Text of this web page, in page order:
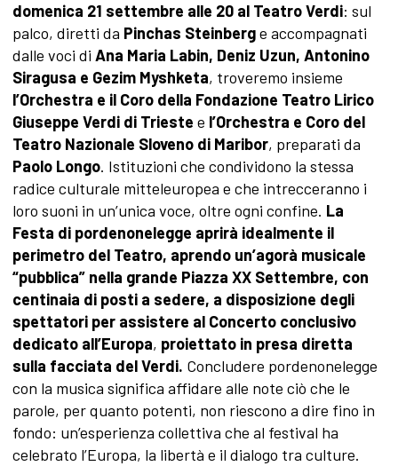
domenica 21 settembre alle 20 al Teatro Verdi: sul
palco, diretti da Pinchas Steinberge accompagnati
dalle voci di Ana Maria Labin, Deniz Uzun, Antonino
Siragusa e Gezim Myshketa, troveremo insieme
l’Orchestra e il Coro della Fondazione Teatro Lirico
Giuseppe Verdi di Trieste e l’Orchestra e Coro del
Teatro Nazionale Sloveno di Maribor, preparati da
Paolo Longo. Istituzioni che condividono la stessa
radice culturale mitteleuropea e che intrecceranno i
loro suoni in un’unica voce, oltre ogni confine. La
Festa di pordenonelegge aprirà idealmente il
perimetro del Teatro, aprendo un’agorà musicale
“pubblica” nella grande Piazza XX Settembre, con
centinaia di posti a sedere, a disposizione degli
spettatori per assistere al Concerto conclusivo
dedicato all’Europa, proiettato in presa diretta
sulla facciata del Verdi. Concludere pordenonelegge
con la musica significa affidare alle note ciò che le
parole, per quanto potenti, non riescono a dire fino in
fondo: un’esperienza collettiva che al festival ha
celebrato l’Europa, la libertà e il dialogo tra culture.